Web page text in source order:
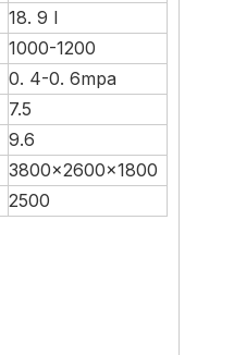
18. 9 l
1000-1200
0. 4-0. 6mpa
7.5
9.6
3800x2600x1800
2500